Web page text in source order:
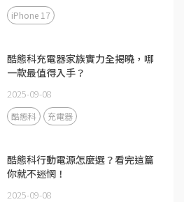
iPhone 17
酷態科充電器家族實力全揭曉，哪
一款最值得入手？
2025-09-08
酷態科 充電器
酷態科行動電源怎麼選？看完這篇
你就不迷惘！
2025-09-08